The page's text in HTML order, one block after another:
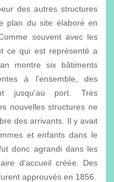
des autres structures
plan du site élaboré en
souvent avec les
ce qui est représenté a
montre six bâtiments
à l'ensemble, des
jusqu'au port. Très
nouvelles structures ne
des arrivants. Il y avait
et enfants dans le
donc agrandi dans les
d'accueil créée. Des
approuvés en 1856.